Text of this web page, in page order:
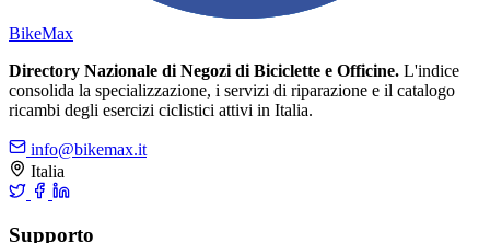
BikeMax
Directory Nazionale di Negozi di Biciclette e Officine. L'indice
consolida la specializzazione, i servizi di riparazione e il catalogo
ricambi degli esercizi ciclistici attivi in Italia.
info@bikemax.it
Italia
Supporto